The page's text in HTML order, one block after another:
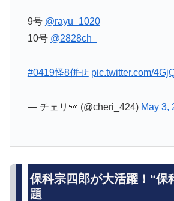
9号 @rayu_1020
10号 @2828ch_
#0419怪8併せ pic.twitter.com/
— チェリ🪽 (@cheri_424) May 3,
保科宗四郎が大活躍！“保
題